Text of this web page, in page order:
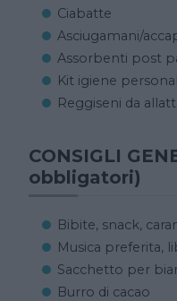
Ciabatte
Asciugamani/
Assorbenti post
Kit igiene
Reggiseni da
CONSIGLI
obbligatori)
Bibite, snack,
Musica preferita,
Sacchetto per
Burro di cacao